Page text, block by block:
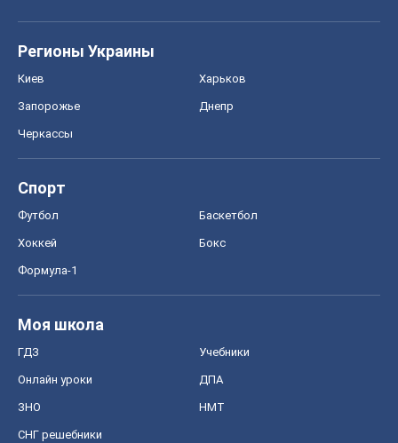
Регионы Украины
Киев Харьков
Запорожье Днепр
Черкассы
Спорт
Футбол Баскетбол
Хоккей Бокс
Формула-1
Моя школа
ГДЗ Учебники
Онлайн уроки ДПА
ЗНО НМТ
СНГ решебники